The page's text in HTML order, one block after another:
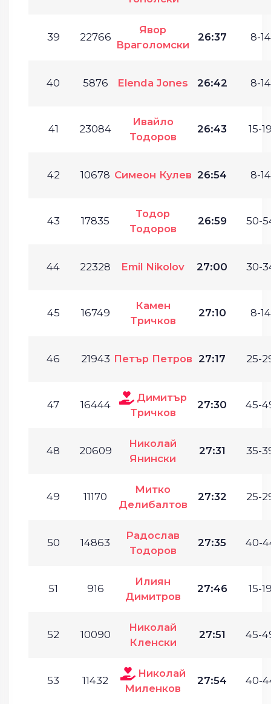
39 22766
Явор
Враголомски
26:37 8-
40 5876 Elenda Jones 26:42 8-
41 23084
Ивайло
Тодоров
26:43 15-
42 10678 Симеон Кулев 26:54 8-
43 17835
Тодор
Тодоров
26:59 50-
44 22328 Emil Nikolov 27:00 30-
45 16749
Камен
Тричков
27:10 8-
46 21943 Петър Петров 27:17 25-
47 16444
Димитър
Тричков
27:30 45-
48 20609
Николай
Янински
27:31 35-
49 11170
Митко
Делибалтов
27:32 25-
50 14863
Радослав
Тодоров
27:35 40-
51 916
Илиян
Димитров
27:46 15-
52 10090
Николай
Кленски
27:51 45-
53 11432
Николай
Миленков
27:54 40-